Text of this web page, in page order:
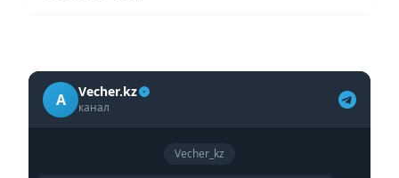
A Vecher.kz
канал
Vecher_kz